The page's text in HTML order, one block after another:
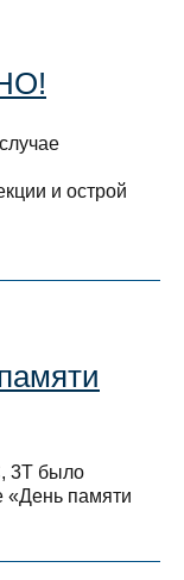
и острой
3Т было
«День памяти